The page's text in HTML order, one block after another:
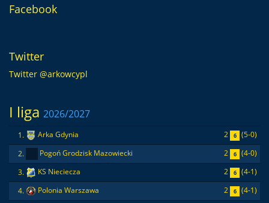
Facebook
Twitter
Twitter @arkowcypl
I liga 2026/2027
1. Arka Gdynia 2 6
(5-0)
2.
Pogoń Grodzisk Mazowiecki 2 6
(4-0)
3.
KS Nieciecza 2 6
(4-1)
4.
Polonia Warszawa 2 6
(4-1)